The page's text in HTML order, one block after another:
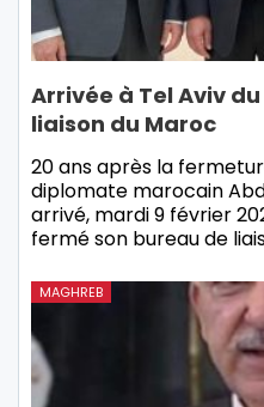
Arrivée à Tel Aviv
liaison du Maroc
20 ans après la
diplomate marocain
arrivé, mardi 9 février
fermé son bureau de
MAGHREB